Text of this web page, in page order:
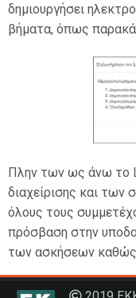
δημιουργήσει
βήματα, όπως
Πλην των ως άνω το
διαχείρισης και των
όλους τους
πρόσβαση στην
των ασκήσεων καθώς